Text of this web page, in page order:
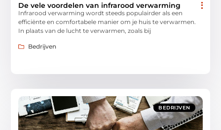
De vele voordelen van infrarood verwarming
Infrarood verwarming wordt steeds populairder als een
efficiënte en comfortabele manier om je huis te verwarmen.
In plaats van de lucht te verwarmen, zoals bij
Bedrijven
BEDRIJVEN